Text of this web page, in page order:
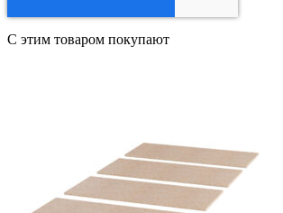
С этим товаром покупают